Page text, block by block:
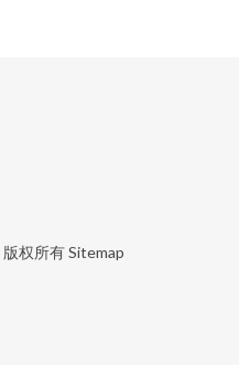
版权所有Sitemap